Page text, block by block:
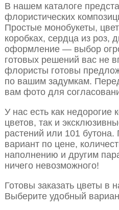
В нашем каталоге
флористических
Простые монобукеты,
коробках, сердца из роз,
оформление — выбор
готовых решений вас не
флористы готовы
по вашим задумкам.
вам фото для
У нас есть как недорогие
цветов, так и
растений или 101
вариант по цене,
наполнению и другим
ничего невозможного!
Готовы заказать цветы в
Выберите удобный